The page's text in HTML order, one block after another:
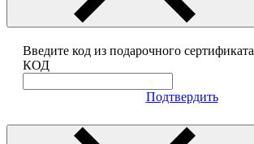
Введите код из подарочного сертификата
КОД
Подтвердить